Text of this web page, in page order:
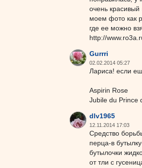
очень
моем фото как
где ее можно
http://
Gurrri
02.02.2014 05:27
Лариса! если
Aspirin Rose
Jubile du Prince
dlv1965
12.11.2014 17:03
Средство
перца-в
бутылочки
от тли с